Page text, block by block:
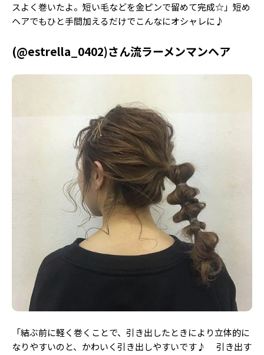
スよく巻いたよ。短い毛などを金ピンで留めて完成☆」短め
ヘアでもひと手間加えるだけでこんなにオシャレに♪
(@estrella_0402)さん流ラーメンマンヘア
「結ぶ前に軽く巻くことで、引き出したときにより立体的に
なりやすいのと、かわいく引き出しやすいです♪ 引き出す